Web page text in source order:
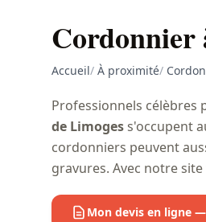
Cordonnier
Accueil/ À proximité/
Professionnels célèbres
de Limogess'occupent
cordonniers peuvent
gravures. Avec notre
Mon devis en ligne